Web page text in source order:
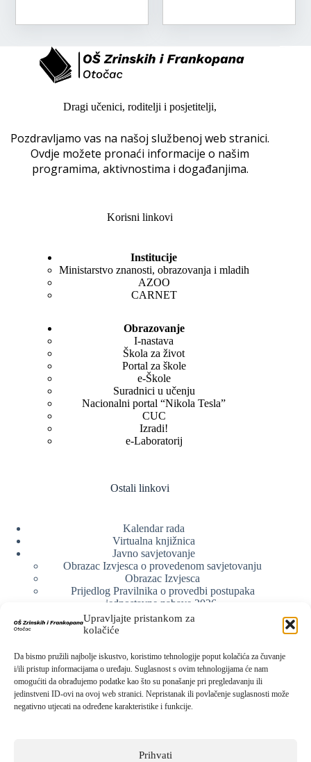
Upravljajte pristankom za
kolačiće
Da bismo pružili najbolje iskustvo, koristimo tehnologije poput kolačića za čuvanje
i/ili pristup informacijama o uređaju. Suglasnost s ovim tehnologijama će nam
omogućiti da obrađujemo podatke kao što su ponašanje pri pregledavanju ili
jedinstveni ID-ovi na ovoj web stranici. Nepristanak ili povlačenje suglasnosti može
negativno utjecati na određene karakteristike i funkcije.
Prihvati
Dragi učenici, roditelji i posjetitelji,
Pozdravljamo vas na našoj službenoj web stranici.
Ovdje možete pronaći informacije o našim
programima, aktivnostima i događanjima.
Korisni linkovi
Institucije
Ministarstvo znanosti, obrazovanja i mladih
AZOO
CARNET
Obrazovanje
I-nastava
Škola za život
Portal za škole
e-Škole
Suradnici u učenju
Nacionalni portal “Nikola Tesla”
CUC
Izradi!
e-Laboratorij
Ostali linkovi
Kalendar rada
Virtualna knjižnica
Javno savjetovanje
Obrazac Izvjesca o provedenom savjetovanju
Obrazac Izvjesca
Prijedlog Pravilnika o provedbi postupaka
jednostavne nabave 2026.
Obrazlozenje uz prijedlog Pravilnika o provedbi
postupka jednostavne nabave
Web arhiva
Politika o zaštiti privatnosti
Kralja Zvonimira 15, 53220 Otočac